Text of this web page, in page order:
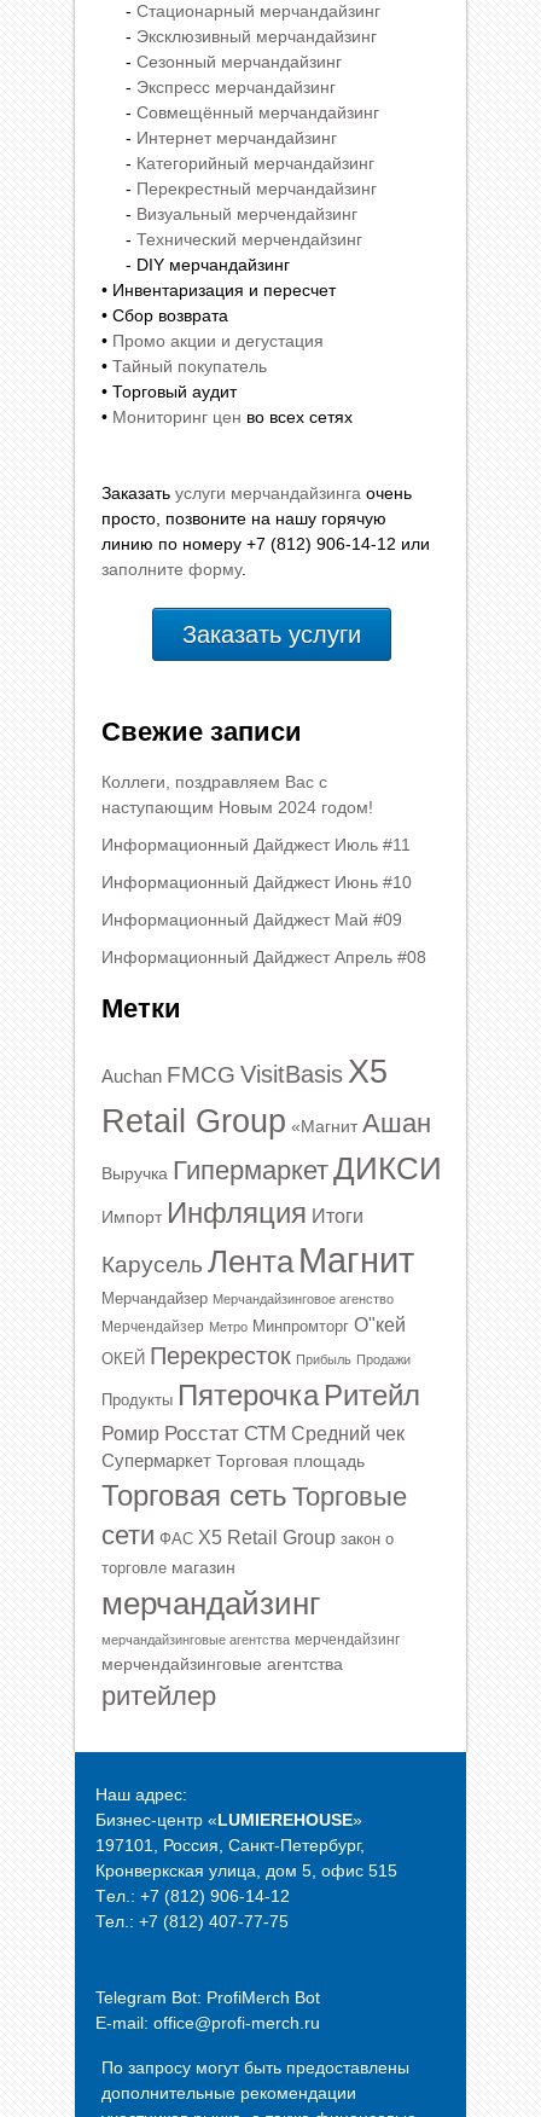
- Стационарный мерчандайзинг
- Эксклюзивный мерчандайзинг
- Сезонный мерчандайзинг
- Экспресс мерчандайзинг
- Совмещённый мерчандайзинг
- Интернет мерчандайзинг
- Категорийный мерчандайзинг
- Перекрестный мерчандайзинг
- Визуальный мерчендайзинг
- Технический мерчендайзинг
- DIY мерчандайзинг
• Инвентаризация и пересчет
• Сбор возврата
• Промо акции и дегустация
• Тайный покупатель
• Торговый аудит
• Мониторинг цен во всех сетях
Заказать услуги мерчандайзинга очень
просто, позвоните на нашу горячую
линию по номеру +7 (812) 906-14-12 или
заполните форму.
Заказать услуги
Свежие записи
Коллеги, поздравляем Вас с
наступающим Новым 2024 годом!
Информационный Дайджест Июль #11
Информационный Дайджест Июнь #10
Информационный Дайджест Май #09
Информационный Дайджест Апрель #08
Метки
Auchan FMCG VisitBasis X5
Retail Group «Магнит Ашан
Выручка ГипермаркетДИКСИ
Импорт Инфляция Итоги
Карусель Лента Магнит
Мерчандайзер Мерчандайзинговое агенство
Мерчендайзер Метро Минпромторг О"кей
ОКЕЙ Перекресток Прибыль Продажи
Продукты Пятерочка Ритейл
Ромир Росстат СТМ Средний чек
Супермаркет Торговая площадь
Торговая сеть Торговые
сети ФАС Х5 Retail Group закон о
торговле магазин
мерчандайзинг
мерчандайзинговые агентства мерчендайзинг
мерчендайзинговые агентства
ритейлер
Наш адрес:
Бизнес-центр «LUMIEREHOUSE»
197101, Россия, Санкт-Петербург,
Кронверкская улица, дом 5, офис 515
Tел.: +7 (812) 906-14-12
Тел.: +7 (812) 407-77-75
Telegram Bot: ProfiMerch Bot
E-mail: office@profi-merch.ru
По запросу могут быть предоставлены
дополнительные рекомендации